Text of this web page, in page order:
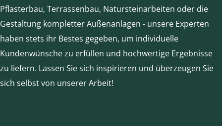
Pflasterbau, Terrassenbau, Natursteinarbeiten oder die
Gestaltung kompletter Außenanlagen - unsere Experten
haben stets ihr Bestes gegeben, um individuelle
Kundenwünsche zu erfüllen und hochwertige Ergebnisse
zu liefern. Lassen Sie sich inspirieren und überzeugen Sie
sich selbst von unserer Arbeit!